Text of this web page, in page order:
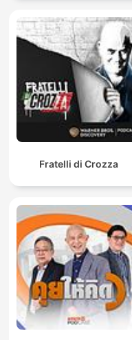
Fratelli di Crozza